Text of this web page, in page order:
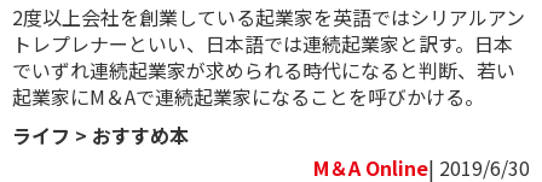
2度以上会社を創業している起業家を英語ではシリアルアン
トレプレナーといい、日本語では連続起業家と訳す。日本
でいずれ連続起業家が求められる時代になると判断、若い
起業家にM＆Aで連続起業家になることを呼びかける。
ライフ > おすすめ本
M＆A Online| 2019/6/30